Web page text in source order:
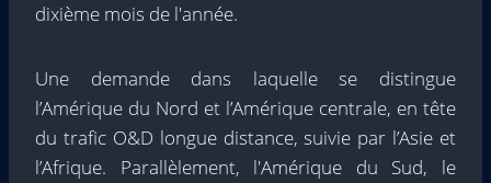
dixième mois de l'année.
Une demande dans laquelle se distingue
l’Amérique du Nord et l’Amérique centrale, en tête
du trafic O&D longue distance, suivie par l’Asie et
l’Afrique. Parallèlement, l'Amérique du Sud, le